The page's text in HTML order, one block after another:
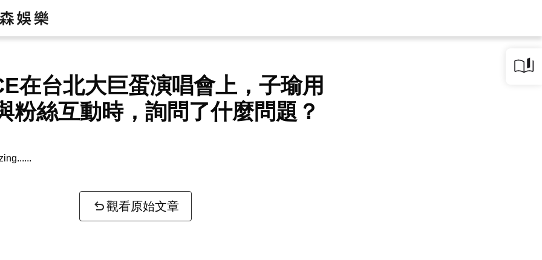
在台北大巨蛋演唱會上，子瑜用
粉絲互動時，詢問了什麼問題？
觀看原始文章